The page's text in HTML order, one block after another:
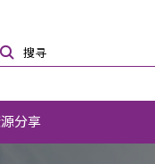
分享